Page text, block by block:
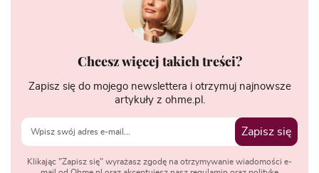
Chcesz więcej takich treści?
Zapisz się do mojego newslettera i otrzymuj najnowsze
artykuły z ohme.pl.
Zapisz się
Klikając "Zapisz się" wyrażasz zgodę na otrzymywanie wiadomości e-